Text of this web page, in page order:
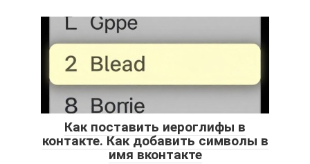
Как поставить иероглифы в
контакте. Как добавить символы в
имя вконтакте